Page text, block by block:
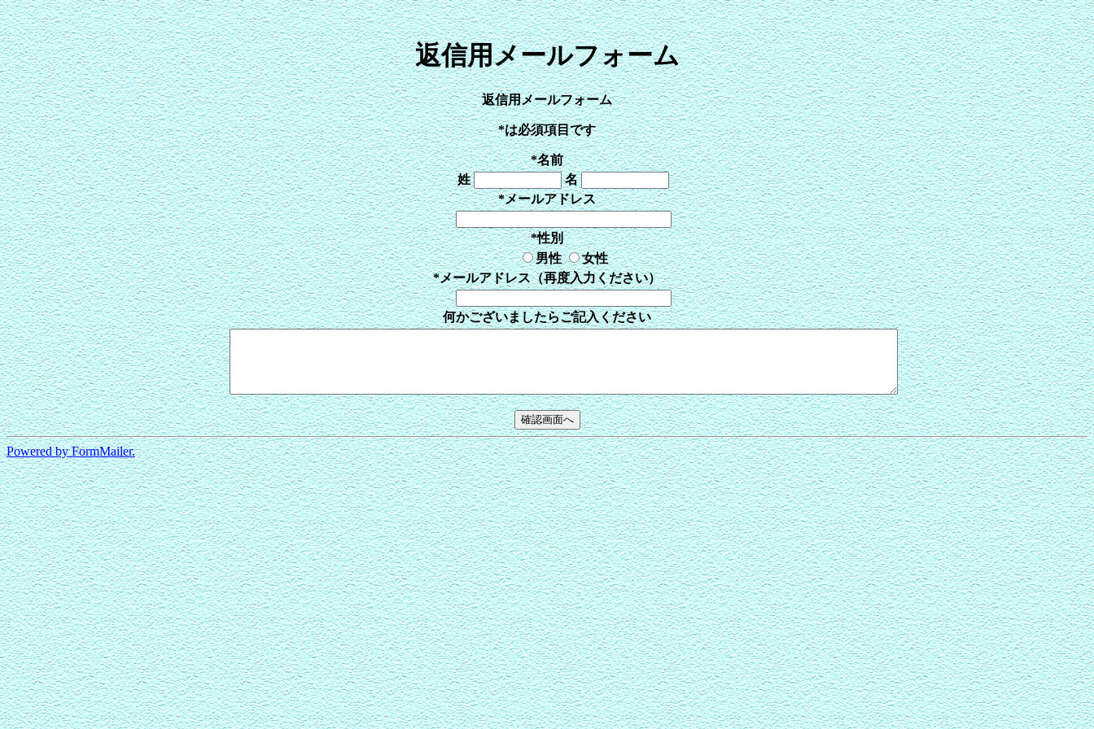
返信用メールフォーム
返信用メールフォーム
*は必須項目です
*名前
姓
名
*メールアドレス
*性別
男性
女性
*メールアドレス（再度入力ください）
何かございましたらご記入ください
Powered by FormMailer.